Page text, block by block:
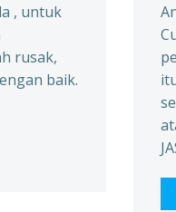
, untuk
rusak,
baik.